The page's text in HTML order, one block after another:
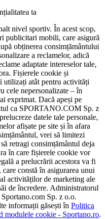
ta
nivel sportiv. În acest scop,
publicitari mobili, care asigură
obținerea consimțământului
a reclamelor, adică
adaptate intereselor tale,
Fișierele cookie și
atât pentru activități
cele nepersonalizate – în
exprimat. Dacă apeși pe
ca SPORTANO.COM Sp. z
datele tale personale,
afișate pe site și în afara
vrei să limitezi
retragi consimțământul deja
în care fișierele cookie vor
a prelucrării acestora va fi
constă în asigurarea unui
activităților de marketing ale
de încredere. Administratorul
Sp. z o.o.
informații găsești în Politica
modulele cookie - Sportano.ro.